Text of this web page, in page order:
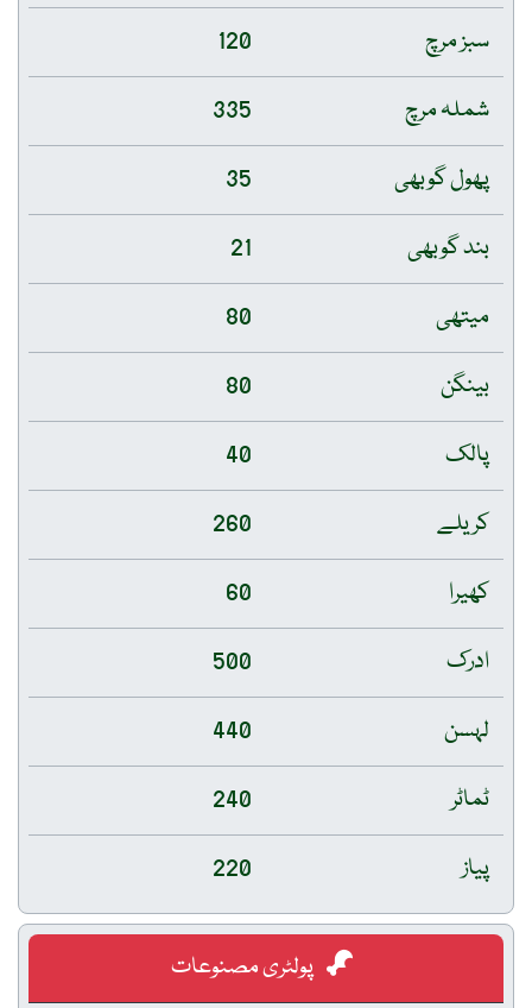
سبز مرچ
120
شملہ مرچ
335
پھول گوبھی
35
بند گوبھی
21
میتھی
80
بینگن
80
پالک
40
کریلے
260
کھیرا
60
ادرک
500
لہسن
440
ٹماٹر
240
پیاز
220
پولٹری مصنوعات